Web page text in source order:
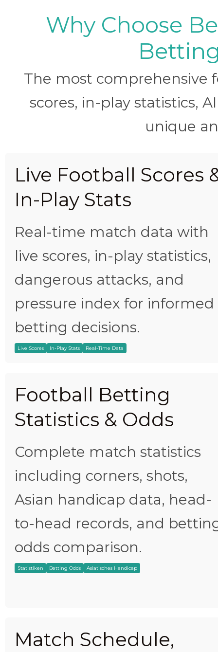
Why Choose
The most
scores, in-play statistics,
unique
Live Football Scores
In-Play Stats
Real-time match data with
live scores, in-play statistics,
dangerous attacks, and
pressure index for informed
betting decisions.
Live Scores In-Play Stats Real-Time Data
Football Betting
Statistics & Odds
Complete match statistics
including corners, shots,
Asian handicap data, head-
to-head records, and
odds comparison.
Statistiken Betting Odds Asiatisches Handicap
Match Schedule,